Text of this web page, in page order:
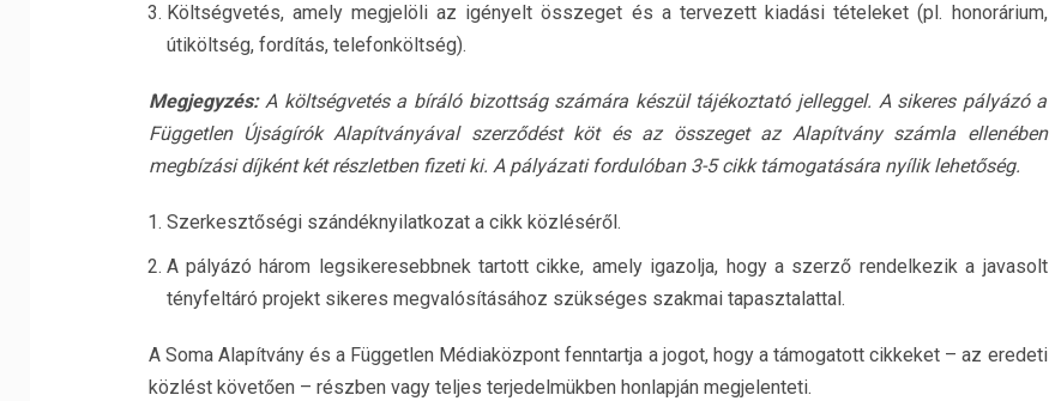
Költségvetés, amely megjelöli az igényelt összeget és a tervezett kiadási tételeket (pl. honorárium,
útiköltség, fordítás, telefonköltség).
Megjegyzés:A költségvetés a bíráló bizottság számára készül tájékoztató jelleggel. A sikeres pályázó a
Független Újságírók Alapítványával szerződést köt és az összeget az Alapítvány számla ellenében
megbízási díjként két részletben fizeti ki. A pályázati fordulóban 3-5 cikk támogatására nyílik lehetőség.
Szerkesztőségi szándéknyilatkozat a cikk közléséről.
A pályázó három legsikeresebbnek tartott cikke, amely igazolja, hogy a szerző rendelkezik a javasolt
tényfeltáró projekt sikeres megvalósításához szükséges szakmai tapasztalattal.
A Soma Alapítvány és a Független Médiaközpont fenntartja a jogot, hogy a támogatott cikkeket – az eredeti
közlést követően – részben vagy teljes terjedelmükben honlapján megjelenteti.